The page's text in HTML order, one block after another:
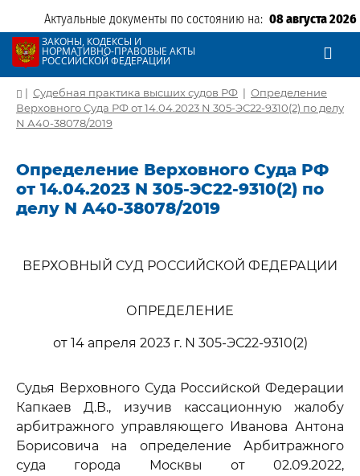
Актуальные документы по состоянию на: 08 августа 2026
ЗАКОНЫ, КОДЕКСЫ И
НОРМАТИВНО-ПРАВОВЫЕ АКТЫ
РОССИЙСКОЙ ФЕДЕРАЦИИ
| Судебная практика высших судов РФ | Определение
Верховного Суда РФ от 14.04.2023 N 305-ЭС22-9310(2) по делу
N А40-38078/2019
Определение Верховного Суда РФ
от 14.04.2023 N 305-ЭС22-9310(2) по
делу N А40-38078/2019
ВЕРХОВНЫЙ СУД РОССИЙСКОЙ ФЕДЕРАЦИИ
ОПРЕДЕЛЕНИЕ
от 14 апреля 2023 г. N 305-ЭС22-9310(2)
Судья Верховного Суда Российской Федерации
Капкаев Д.В., изучив кассационную жалобу
арбитражного управляющего Иванова Антона
Борисовича на определение Арбитражного
суда города Москвы от 02.09.2022,